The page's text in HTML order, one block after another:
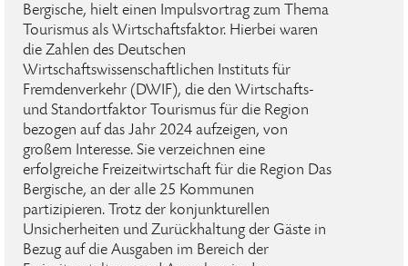
Bergische, hielt einen Impulsvortrag zum Thema
Tourismus als Wirtschaftsfaktor. Hierbei waren
die Zahlen des Deutschen
Wirtschaftswissenschaftlichen Instituts für
Fremdenverkehr (DWIF), die den Wirtschafts-
und Standortfaktor Tourismus für die Region
bezogen auf das Jahr 2024 aufzeigen, von
großem Interesse. Sie verzeichnen eine
erfolgreiche Freizeitwirtschaft für die Region Das
Bergische, an der alle 25 Kommunen
partizipieren. Trotz der konjunkturellen
Unsicherheiten und Zurückhaltung der Gäste in
Bezug auf die Ausgaben im Bereich der